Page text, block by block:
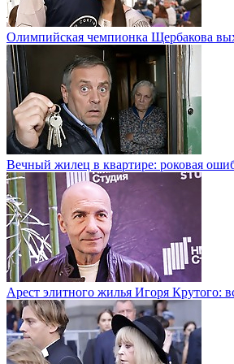
Олимпийская чемпионка Щербакова
Вечный жилец в квартире: роковая
Арест элитного жилья Игоря Крутого: